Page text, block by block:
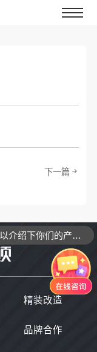
下一篇
精装改造
品牌合作